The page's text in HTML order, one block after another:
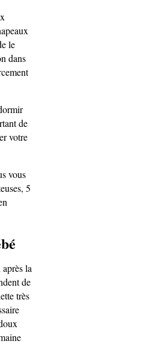
le
dans
de
votre
vous
5
la
de
très